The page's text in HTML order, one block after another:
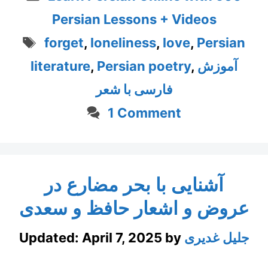
Persian Lessons + Videos
Tags
forget, loneliness, love, Persian
literature, Persian poetry, آموزش
فارسی با شعر
1 Comment
آشنایی با بحر مضارع در
عروض و اشعار حافظ و سعدی
Updated: April 7, 2025 by جلیل غدیری